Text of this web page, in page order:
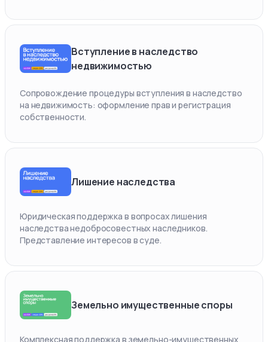
Вступление в наследство
недвижимостью
Сопровождение процедуры вступления в наследство
на недвижимость: оформление прав и регистрация
собственности.
Лишение наследства
Юридическая поддержка в вопросах лишения
наследства недобросовестных наследников.
Представление интересов в суде.
Земельно имущественные споры
Комплексная поддержка в земельно-имущественных